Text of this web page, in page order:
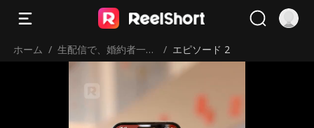
ホーム / 生配信で、婚約者一家
を地獄に堕とす
/ エピソード 2